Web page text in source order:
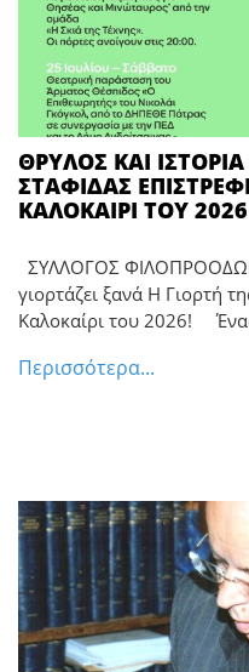
ΘΡΥΛΟΣ ΚΑΙ
ΣΤΑΦΙΔΑΣ
ΚΑΛΟΚΑΙΡΙ ΤΟΥ 2026
ΣΥΛΛΟΓΟΣ
γιορτάζει ξανά Η Γιορτή
Καλοκαίρι του 2026!
Περισσότερα...